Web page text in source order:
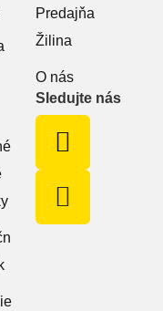
Predajňa
Žilina
O nás
Sledujte nás